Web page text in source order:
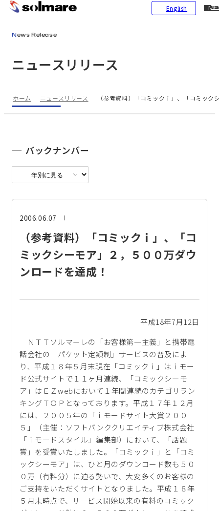
English
ニュースリリース
News Release
ホーム ニュースリリース （参考資料）「コミックｉ」、「コミッ
2006.06.07
（参考資料）「コミックｉ」、「コ
ミックシーモア」２，５００万ダウ
ンロードを達成！
平成18年7月12日
ＮＴＴソルマーレの「お客様第一主義」と携帯電
話会社の「パケット定額制」サービスの普及によ
り、平成１８年５月末現在「コミックｉ」はｉモー
ド公式サイトで１１ヶ月連続、「コミックシーモ
ア」はＥＺwebにおいて１年間連続のカテゴリラン
キングＴＯＰとなっております。平成１７年１２月
には、２００５年の「ｉモードサイト大賞２００
５」（主催：ソフトバンククリエイティブ株式会社
「ｉモードスタイル」編集部）において、「話題
賞」を受賞いたしました。「コミックｉ」と「コミ
ックシーモア」は、ひと月のダウンロード数も５０
０万（有料分）に迫る勢いで、大変多くのお客様の
ご支持をいただくサイトとなりました。平成１８年
５月末時点で、サービス開始以来の有料のコミック
バックナンバー